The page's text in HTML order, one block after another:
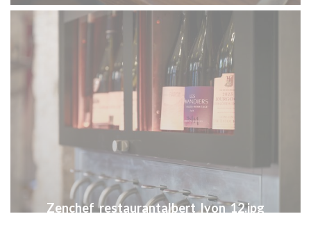
Zenchef_restaurantalbert_lyon_12.jpg